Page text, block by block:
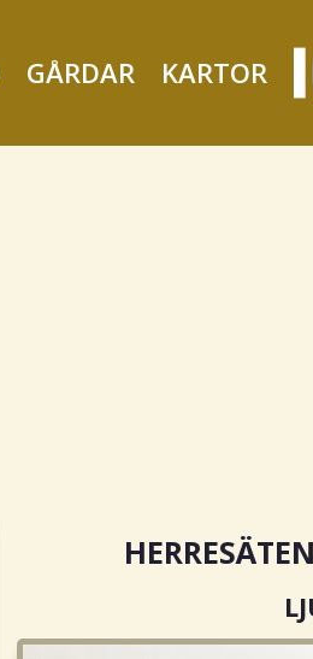
GÅRDAR KARTOR